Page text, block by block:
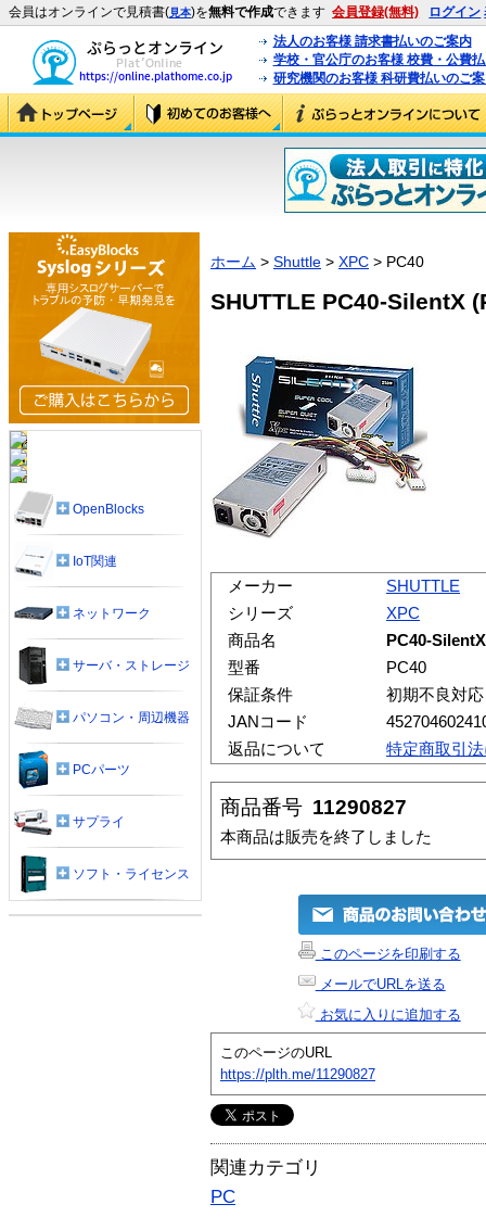
会員はオンラインで見積書(見本)を無料で作成できます 会員登録(無料) ログイン
法人のお客様 請求書払いのご案内
学校・官公庁のお客様 校費・公費
研究機関のお客様 科研費払いのご
ホーム > Shuttle > XPC > PC40
SHUTTLE PC40-SilentX
メーカー
SHUTTLE
シリーズ
XPC
商品名
PC40-SilentX
型番
PC40
保証条件
初期不良対
JANコード
返品について
特定商取引
商品番号 11290827
本商品は販売を終了しました
このページを印刷する
メールでURLを送る
お気に入りに追加する
このページのURL
https://plth.me/11290827
関連カテゴリ
PC
OpenBlocks
IoT関連
ネットワーク
サーバ・ストレージ
パソコン・周辺機器
PCパーツ
サプライ
ソフト・ライセンス